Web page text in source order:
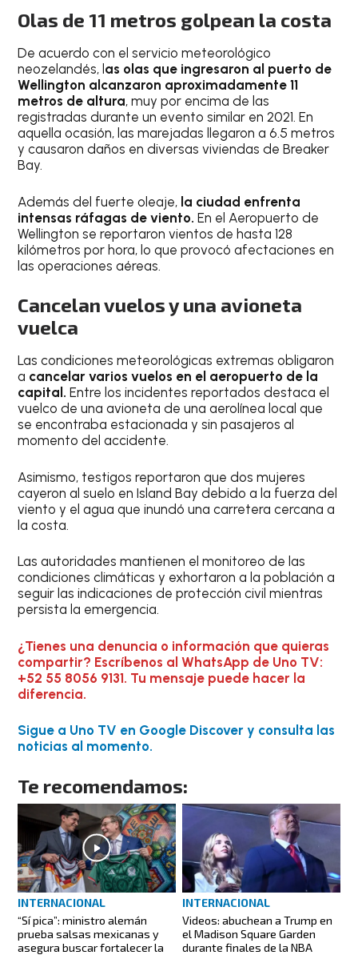
Olas de 11 metros golpean la costa
De acuerdo con el servicio meteorológico
neozelandés, l as olas que ingresaron al puerto de
Wellington alcanzaron aproximadamente 11
metros de altura, muy por encima de las
registradas durante un evento similar en 2021. En
aquella ocasión, las marejadas llegaron a 6.5 metros
y causaron daños en diversas viviendas de Breaker
Bay.
Además del fuerte oleaje, la ciudad enfrenta
intensas ráfagas de viento. En el Aeropuerto de
Wellington se reportaron vientos de hasta 128
kilómetros por hora, lo que provocó afectaciones en
las operaciones aéreas.
Cancelan vuelos y una avioneta
vuelca
Las condiciones meteorológicas extremas obligaron
a cancelar varios vuelos en el aeropuerto de la
capital. Entre los incidentes reportados destaca el
vuelco de una avioneta de una aerolínea local que
se encontraba estacionada y sin pasajeros al
momento del accidente.
Asimismo, testigos reportaron que dos mujeres
cayeron al suelo en Island Bay debido a la fuerza del
viento y el agua que inundó una carretera cercana a
la costa.
Las autoridades mantienen el monitoreo de las
condiciones climáticas y exhortaron a la población a
seguir las indicaciones de protección civil mientras
persista la emergencia.
¿Tienes una denuncia o información que quieras
compartir? Escríbenos al WhatsApp de Uno TV:
+52 55 8056 9131. Tu mensaje puede hacer la
diferencia.
Sigue a Uno TV en Google Discover y consulta las
noticias al momento.
Te recomendamos:
INTERNACIONAL
“Sí pica”: ministro alemán
prueba salsas mexicanas y
asegura buscar fortalecer la
INTERNACIONAL
Videos: abuchean a Trump en
el Madison Square Garden
durante finales de la NBA